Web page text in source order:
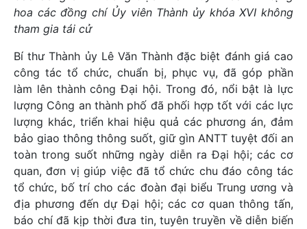
hoa các đồng chí Ủy viên Thành ủy khóa XVI không
tham gia tái cử
Bí thư Thành ủy Lê Văn Thành đặc biệt đánh giá cao
công tác tổ chức, chuẩn bị, phục vụ, đã góp phần
làm lên thành công Đại hội. Trong đó, nổi bật là lực
lượng Công an thành phố đã phối hợp tốt với các lực
lượng khác, triển khai hiệu quả các phương án, đảm
bảo giao thông thông suốt, giữ gìn ANTT tuyệt đối an
toàn trong suốt những ngày diễn ra Đại hội; các cơ
quan, đơn vị giúp việc đã tổ chức chu đáo công tác
tổ chức, bố trí cho các đoàn đại biểu Trung ương và
địa phương đến dự Đại hội; các cơ quan thông tấn,
báo chí đã kịp thời đưa tin, tuyên truyền về diễn biến